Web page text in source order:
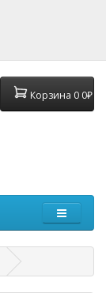
Корзина 00₽